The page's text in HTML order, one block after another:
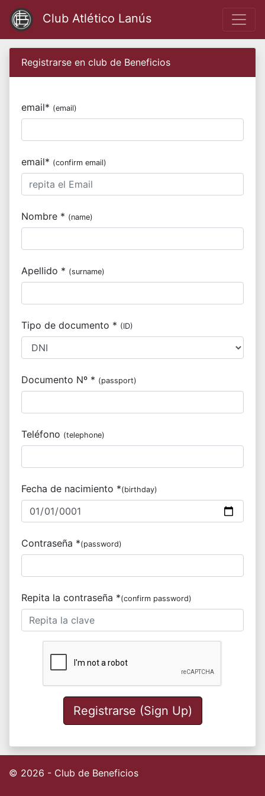
Club Atlético Lanús
Registrarse en club de Beneficios
email* (email)
email* (confirm email)
Nombre * (name)
Apellido * (surname)
Tipo de documento * (ID)
Documento Nº * (passport)
Teléfono (telephone)
Fecha de nacimiento *(birthday)
Contraseña *(password)
Repita la contraseña *(confirm password)
Registrarse (Sign Up)
© 2026 - Club de Beneficios